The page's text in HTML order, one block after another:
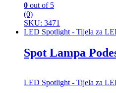
0 out of 5
(0)
SKU: 3471
LED Spotlight - Tijela za
Spot Lampa
LED Spotlight - Tijela za